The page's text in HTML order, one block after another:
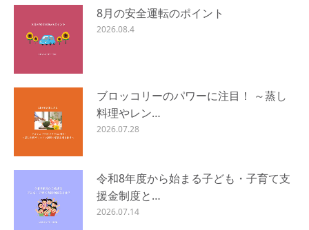
8月の安全運転のポイント
2026.08.4
ブロッコリーのパワーに注目！ ～蒸し
料理やレン…
2026.07.28
令和8年度から始まる子ども・子育て支
援金制度と…
2026.07.14